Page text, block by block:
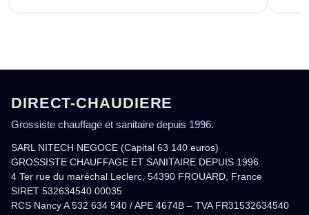
DIRECT-CHAUDIERE
Grossiste chauffage et sanitaire depuis 1996.
SARL NITECH NEGOCE (Capital 63 140 euros)
GROSSISTE CHAUFFAGE ET SANITAIRE DEPUIS 1996
4 Ter rue du maréchal Leclerc, 54390 FROUARD, France
SIRET 532634540 00035
RCS Nancy A 532 634 540 / APE 4674B – TVA FR31532634540